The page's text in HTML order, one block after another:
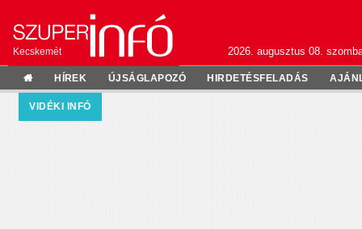
Kecskemét 2026. augusztus 08.
HÍREK ÚJSÁGLAPOZÓ HIRDETÉSFELADÁS
VIDÉKI INFÓ